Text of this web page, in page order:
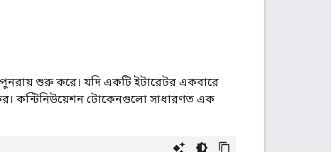
পুনরায় শুরু করে। যদি একটি ইটারেটর একবারে
কন্টিনিউয়েশন টোকেনগুলো সাধারণত এক